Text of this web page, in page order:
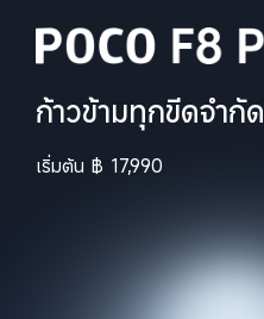
ก้าวข้ามทุกขีดจำกัด
เริ่มต้น ฿ 17,990